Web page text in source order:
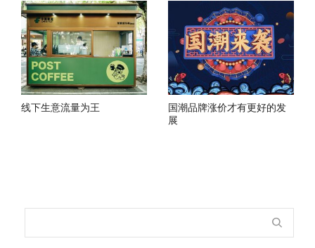
线下生意流量为王
国潮品牌涨价才有更好的发
展